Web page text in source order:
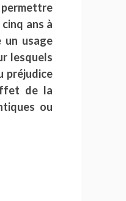
permettre
ans à
usage
lesquels
préjudice
de la
ou